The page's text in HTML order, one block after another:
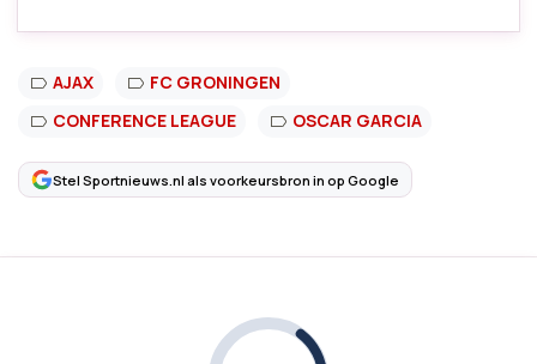
AJAX
FC GRONINGEN
CONFERENCE LEAGUE
OSCAR GARCIA
Stel Sportnieuws.nl als voorkeursbron in op Google